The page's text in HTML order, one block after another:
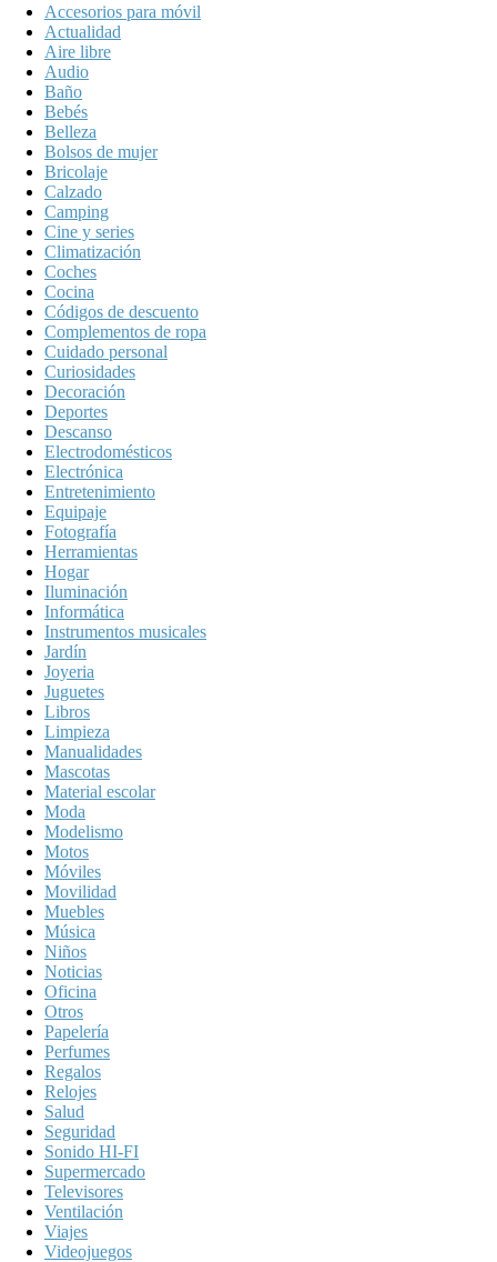
Accesorios para móvil
Actualidad
Aire libre
Audio
Baño
Bebés
Belleza
Bolsos de mujer
Bricolaje
Calzado
Camping
Cine y series
Climatización
Coches
Cocina
Códigos de descuento
Complementos de ropa
Cuidado personal
Curiosidades
Decoración
Deportes
Descanso
Electrodomésticos
Electrónica
Entretenimiento
Equipaje
Fotografía
Herramientas
Hogar
Iluminación
Informática
Instrumentos musicales
Jardín
Joyeria
Juguetes
Libros
Limpieza
Manualidades
Mascotas
Material escolar
Moda
Modelismo
Motos
Móviles
Movilidad
Muebles
Música
Niños
Noticias
Oficina
Otros
Papelería
Perfumes
Regalos
Relojes
Salud
Seguridad
Sonido HI-FI
Supermercado
Televisores
Ventilación
Viajes
Videojuegos